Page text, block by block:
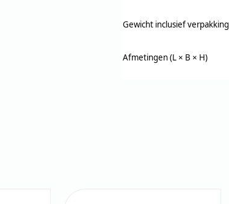
Gewicht inclusief verpakking
Afmetingen (L × B × H)